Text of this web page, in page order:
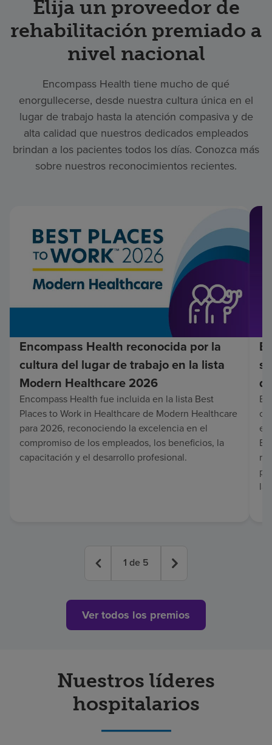
Elija un proveedor de
rehabilitación premiado a
nivel nacional
Encompass Health tiene mucho de qué
enorgullecerse, desde nuestra cultura única en el
lugar de trabajo hasta la atención compasiva y de
alta calidad que nuestros dedicados empleados
brindan a los pacientes todos los días. Conozca más
sobre nuestros reconocimientos recientes.
Encompass Health reconocida por la
cultura del lugar de trabajo en la lista
Modern Healthcare 2026
Encompass Health fue incluida en la lista Best
Places to Work in Healthcare de Modern Healthcare
para 2026, reconociendo la excelencia en el
compromiso de los empleados, los beneficios, la
capacitación y el desarrollo profesional.
1 de 5
Ver todos los premios
Nuestros líderes
hospitalarios